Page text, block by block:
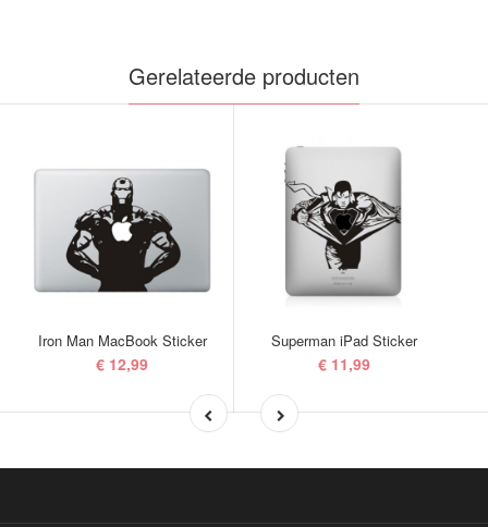
Gerelateerde producten
Iron Man MacBook Sticker
€ 12,99
Superman iPad Sticker
€ 11,99